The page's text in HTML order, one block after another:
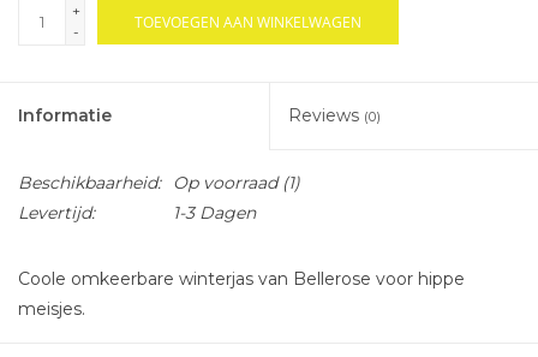
+
-
TOEVOEGEN AAN WINKELWAGEN
Informatie Reviews (0)
Beschikbaarheid: Op voorraad(1)
Levertijd:
1-3 Dagen
Coole omkeerbare winterjas van Bellerose voor hippe
meisjes.